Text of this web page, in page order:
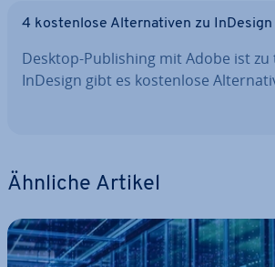
4 kos­ten­lo­se Al­ter­na­ti­ven zu InDesign
Desktop-Pu­bli­shing mit Adobe ist zu
InDesign gibt es kos­ten­lo­se
Ähnliche Artikel